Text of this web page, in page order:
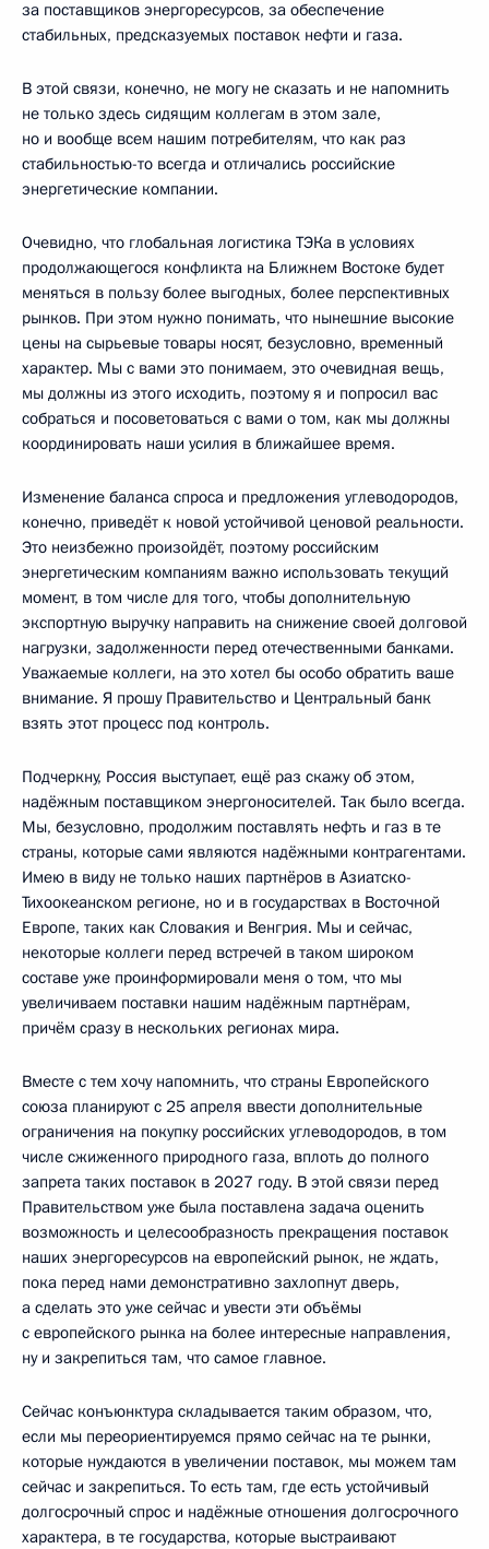
за поставщиков энергоресурсов, за обеспечение
стабильных, предсказуемых поставок нефти и газа.
В этой связи, конечно, не могу не сказать и не напомнить
не только здесь сидящим коллегам в этом зале,
но и вообще всем нашим потребителям, что как раз
стабильностью-то всегда и отличались российские
энергетические компании.
Очевидно, что глобальная логистика ТЭКа в условиях
продолжающегося конфликта на Ближнем Востоке будет
меняться в пользу более выгодных, более перспективных
рынков. При этом нужно понимать, что нынешние высокие
цены на сырьевые товары носят, безусловно, временный
характер. Мы с вами это понимаем, это очевидная вещь,
мы должны из этого исходить, поэтому я и попросил вас
собраться и посоветоваться с вами о том, как мы должны
координировать наши усилия в ближайшее время.
Изменение баланса спроса и предложения углеводородов,
конечно, приведёт к новой устойчивой ценовой реальности.
Это неизбежно произойдёт, поэтому российским
энергетическим компаниям важно использовать текущий
момент, в том числе для того, чтобы дополнительную
экспортную выручку направить на снижение своей долговой
нагрузки, задолженности перед отечественными банками.
Уважаемые коллеги, на это хотел бы особо обратить ваше
внимание. Я прошу Правительство и Центральный банк
взять этот процесс под контроль.
Подчеркну, Россия выступает, ещё раз скажу об этом,
надёжным поставщиком энергоносителей. Так было всегда.
Мы, безусловно, продолжим поставлять нефть и газ в те
страны, которые сами являются надёжными контрагентами.
Имею в виду не только наших партнёров в Азиатско-
Тихоокеанском регионе, но и в государствах в Восточной
Европе, таких как Словакия и Венгрия. Мы и сейчас,
некоторые коллеги перед встречей в таком широком
составе уже проинформировали меня о том, что мы
увеличиваем поставки нашим надёжным партнёрам,
причём сразу в нескольких регионах мира.
Вместе с тем хочу напомнить, что страны Европейского
союза планируют с 25 апреля ввести дополнительные
ограничения на покупку российских углеводородов, в том
числе сжиженного природного газа, вплоть до полного
запрета таких поставок в 2027 году. В этой связи перед
Правительством уже была поставлена задача оценить
возможность и целесообразность прекращения поставок
наших энергоресурсов на европейский рынок, не ждать,
пока перед нами демонстративно захлопнут дверь,
а сделать это уже сейчас и увести эти объёмы
с европейского рынка на более интересные направления,
ну и закрепиться там, что самое главное.
Сейчас конъюнктура складывается таким образом, что,
если мы переориентируемся прямо сейчас на те рынки,
которые нуждаются в увеличении поставок, мы можем там
сейчас и закрепиться. То есть там, где есть устойчивый
долгосрочный спрос и надёжные отношения долгосрочного
характера, в те государства, которые выстраивают